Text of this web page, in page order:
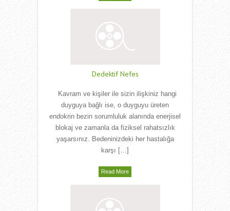
Dedektif Nefes
Kavram ve kişiler ile sizin ilişkiniz hangi
duyguya bağlı ise, o duyguyu üreten
endokrin bezin sorumluluk alanında enerjisel
blokaj ve zamanla da fiziksel rahatsızlık
yaşarsınız. Bedeninizdeki her hastalığa
karşı […]
Read More